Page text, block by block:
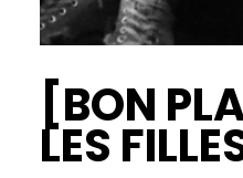
[BON
LES